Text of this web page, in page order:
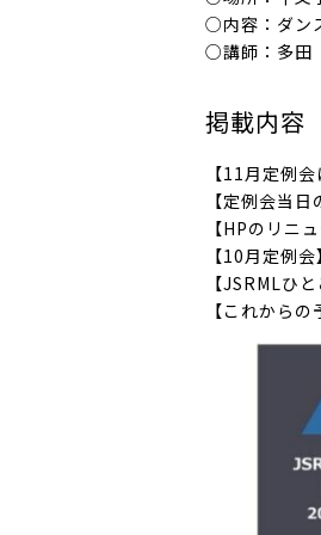
○内容：ダン
○講師：多
掲載内容
【11月定例会
【定例会当日
【HPのリニ
【10月定例会】
【JSRMLひと
【これからの